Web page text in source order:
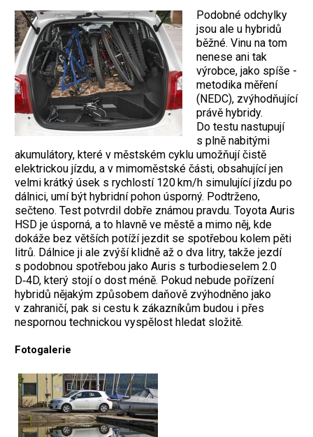
Podobné ­odchylky
jsou ale u hybridů
běžné. Vinu na tom
nenese ani tak
výrobce, jako spíše ­
metodika měření
(NEDC), zvýhodňující
právě hybridy.
Do testu nastupují
s plně nabi­tými
akumulátory, které v městském cyklu umožňují čistě
elektrickou jízdu, a v mimoměstské části, obsahující jen
velmi krátký úsek s rychlostí 120 km/h simulující jízdu po
dálnici, umí být hybridní pohon úsporný. Podtrženo,
sečteno. Test potvrdil dobře známou pravdu. Toyota Auris
HSD je úsporná, a to hlavně ve městě a mimo něj, kde
dokáže bez větších potíží jezdit se spotřebou kolem pěti
litrů. Dálnice ji ale zvýší ­klidně až o dva litry, takže jezdí
s podobnou spotřebou jako Auris s turbodieselem 2.0
D‑4D, který stojí o dost méně. Pokud nebude pořízení
hybridů nějakým způsobem daňově zvýhodněno jako
v zahraničí, pak si cestu k zákazníkům budou i přes
nespornou technickou vyspělost hledat složitě.
Fotogalerie